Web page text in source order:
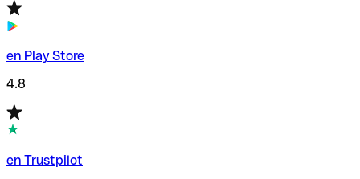
en Play Store
4.8
en Trustpilot